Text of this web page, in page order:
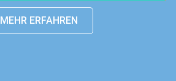
MEHR ERFAHREN